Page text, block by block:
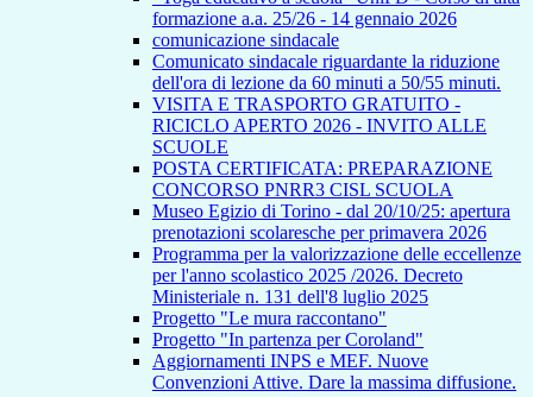
formazione a.a. 25/26 - 14 gennaio 2026
comunicazione sindacale
Comunicato sindacale riguardante la riduzione
dell'ora di lezione da 60 minuti a 50/55 minuti.
VISITA E TRASPORTO GRATUITO -
RICICLO APERTO 2026 - INVITO ALLE
SCUOLE
POSTA CERTIFICATA: PREPARAZIONE
CONCORSO PNRR3 CISL SCUOLA
Museo Egizio di Torino - dal 20/10/25: apertura
prenotazioni scolaresche per primavera 2026
Programma per la valorizzazione delle eccellenze
per l'anno scolastico 2025 /2026. Decreto
Ministeriale n. 131 dell'8 luglio 2025
Progetto "Le mura raccontano"
Progetto "In partenza per Coroland"
Aggiornamenti INPS e MEF. Nuove
Convenzioni Attive. Dare la massima diffusione.